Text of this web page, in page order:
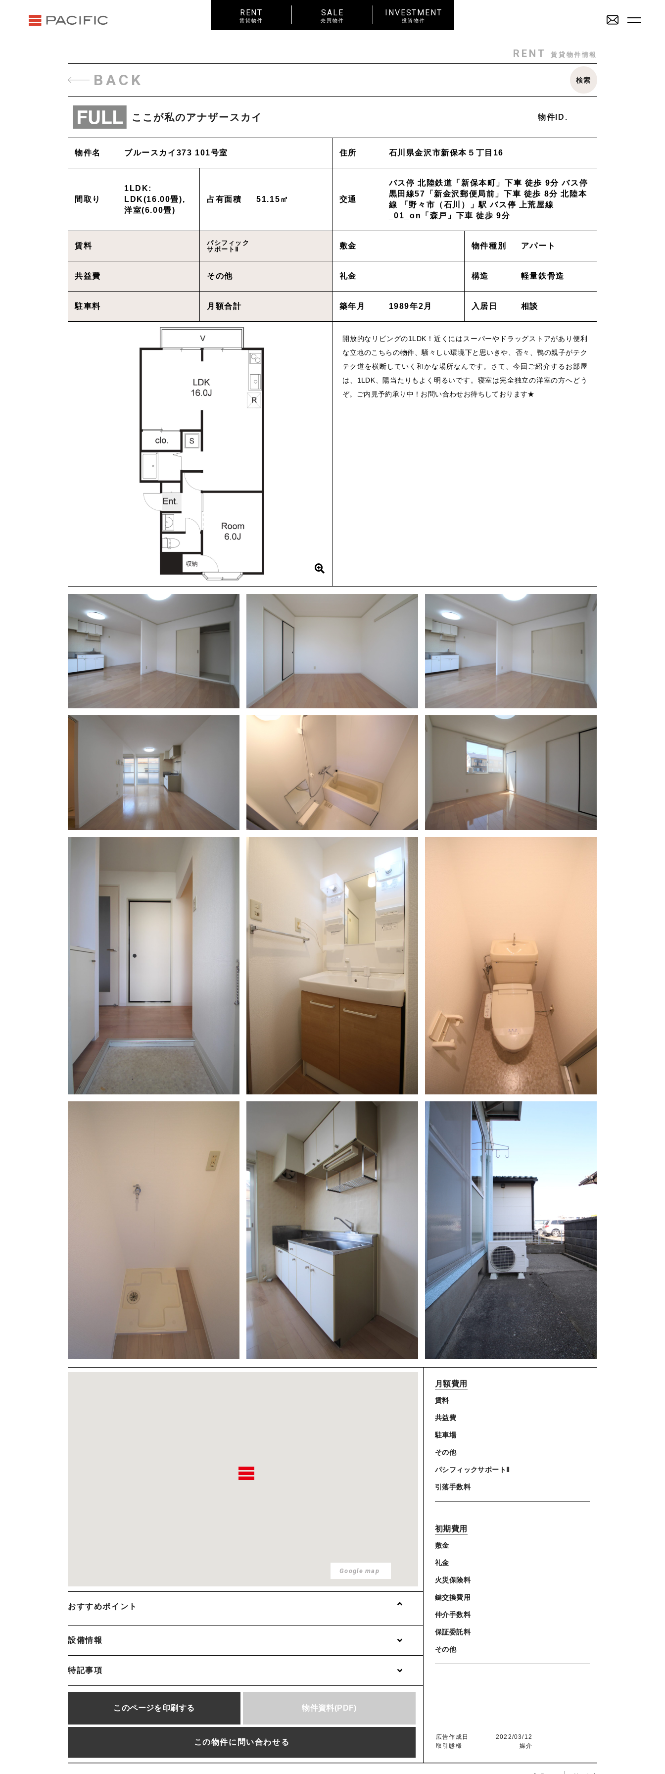
INVESTMENT
投資物件一覧
About us _私たちについて Staff _スタッフ
賃貸オーナー様へ 物件を売りたい方へ
物件を買いたい方へ 採用情報
_お問い合わせ
Cancellation
Repair _修理申し込み
プライバシーポリシー / /
賃貸物件一覧
トランクルーム
ワンルーム 1K 1DK 1LDK 2K/2DK/2LDK
以上
金沢市中心部 南部(野々市方面) 北部(東金沢方面)
中部(金沢駅/県庁方面)
東部(金沢大学方面)
西部(西金沢/西インター) その他
白山市 能美市 小松市
売買物件一覧
RENT
賃貸物件
SALE
売買物件
INVESTMENT
投資物件
RENT 賃貸物件情報
BACK 検索
ここが私のアナザースカイ 物件ID.
物件名 ブルースカイ373 101号室 住所 石川県金沢市新保本５丁目16
間取り
1LDK:
LDK(16.00畳),
洋室(6.00畳)
占有面積 51.15㎡ 交通
バス停 北陸鉄道「新保本町」下車 徒歩 9分 バス停
黒田線57「新金沢郵便局前」下車 徒歩 8分 北陸本
線 「野々市（石川）」駅 バス停 上荒屋線
_01_on「森戸」下車 徒歩 9分
賃料
パシフィック
サポートⅡ
敷金 物件種別 アパート
共益費 その他 礼金 構造 軽量鉄骨造
駐車料 月額合計 築年月 1989年2月 入居日 相談
開放的なリビングの1LDK！近くにはスーパーやドラッグストアがあり便利
な立地のこちらの物件、騒々しい環境下と思いきや、否々、鴨の親子がテク
テク道を横断していく和かな場所なんです。さて、今回ご紹介するお部屋
は、1LDK、陽当たりもよく明るいです。寝室は完全独立の洋室の方へどう
ぞ。ご内見予約承り中！お問い合わせお待ちしております★
Google map
おすすめポイント
設備情報
特記事項
このページを印刷する 物件資料(PDF)
この物件に問い合わせる
月額費用
賃料
共益費
駐車場
その他
パシフィックサポートⅡ
引落手数料
初期費用
敷金
礼金
火災保険料
鍵交換費用
仲介手数料
保証委託料
その他
広告作成日
2022/03/12
取引態様
媒介